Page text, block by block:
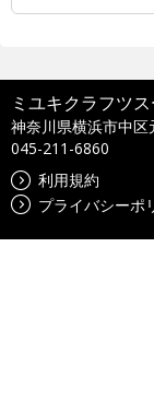
ミユキクラフツ
神奈川県横浜市中区
045-211-6860
利用規約
プライバシーポ